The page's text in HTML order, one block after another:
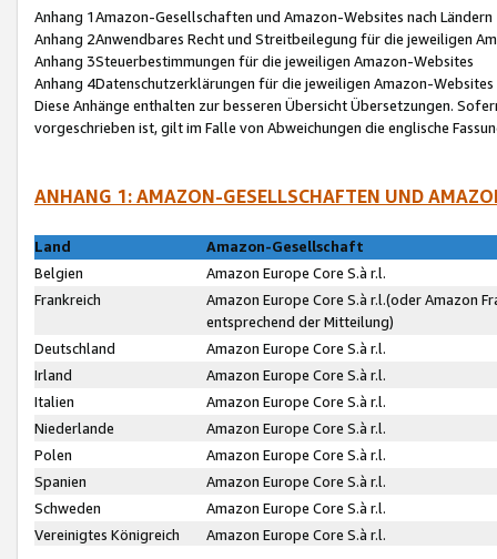
Anhang 1Amazon-Gesellschaften und Amazon-Websites nach Ländern
Anhang 2Anwendbares Recht und Streitbeilegung für die jeweiligen
Anhang 3Steuerbestimmungen für die jeweiligen Amazon-Websites
Anhang 4Datenschutzerklärungen für die jeweiligen Amazon-Websites
Diese Anhänge enthalten zur besseren Übersicht Übersetzungen.
vorgeschrieben ist, gilt im Falle von Abweichungen die englische
ANHANG 1: AMAZON-GESELLSCHAFTEN UND
Land
Amazon-Gesellschaft
Belgien
Amazon Europe Core S.à r.l.
Frankreich
Amazon Europe Core S.à r.l.(oder Amazon
entsprechend der Mitteilung)
Deutschland
Amazon Europe Core S.à r.l.
Irland
Amazon Europe Core S.à r.l.
Italien
Amazon Europe Core S.à r.l.
Niederlande
Amazon Europe Core S.à r.l.
Polen
Amazon Europe Core S.à r.l.
Spanien
Amazon Europe Core S.à r.l.
Schweden
Amazon Europe Core S.à r.l.
Vereinigtes Königreich
Amazon Europe Core S.à r.l.